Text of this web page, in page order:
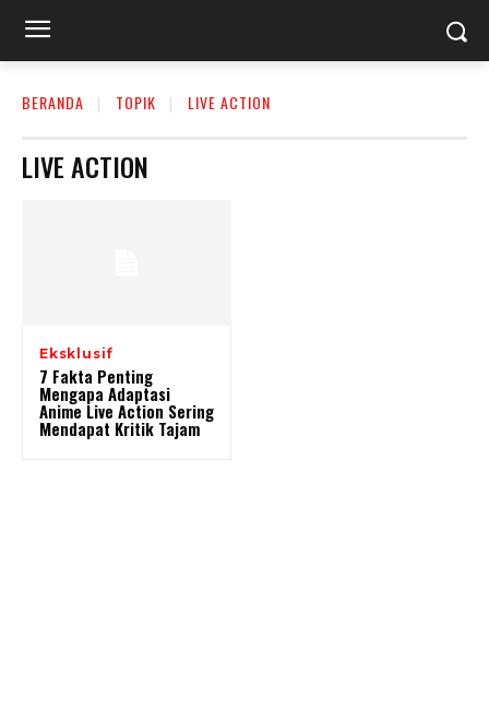
BERANDA TOPIK LIVE ACTION
LIVE ACTION
Eksklusif
7 Fakta Penting
Mengapa Adaptasi
Anime Live Action Sering
Mendapat Kritik Tajam